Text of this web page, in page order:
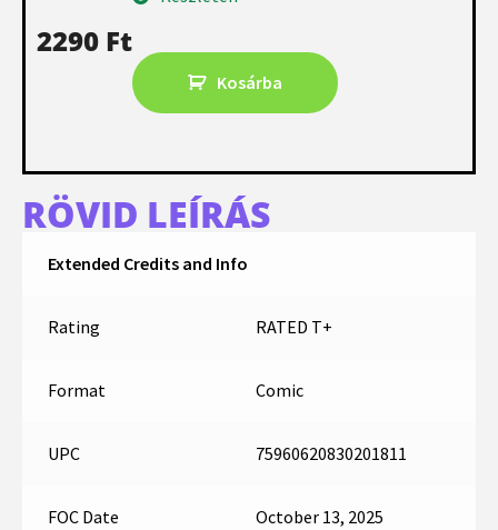
2290 Ft
Kosárba
RÖVID LEÍRÁS
Extended Credits and Info
Rating RATED T+
Format Comic
UPC 75960620830201811
FOC Date October 13, 2025